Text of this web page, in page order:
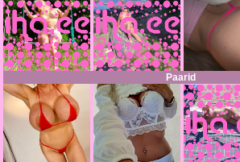
Paarid